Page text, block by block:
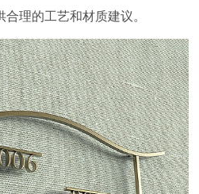
理的工艺和材质建议。